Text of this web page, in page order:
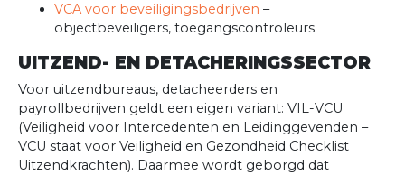
VCA voor beveiligingsbedrijven –
objectbeveiligers, toegangscontroleurs
UITZEND- EN DETACHERINGSSECTOR
Voor uitzendbureaus, detacheerders en
payrollbedrijven geldt een eigen variant: VIL-VCU
(Veiligheid voor Intercedenten en Leidinggevenden –
VCU staat voor Veiligheid en Gezondheid Checklist
Uitzendkrachten). Daarmee wordt geborgd dat